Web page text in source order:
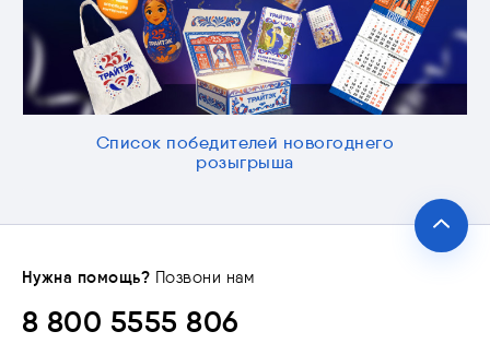
Список победителей новогоднего
розыгрыша
Нужна помощь? Позвони нам
8 800 5555 806